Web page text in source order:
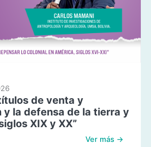
de venta y
y la defensa de la tierra y
XIX y XX”
Ver más →